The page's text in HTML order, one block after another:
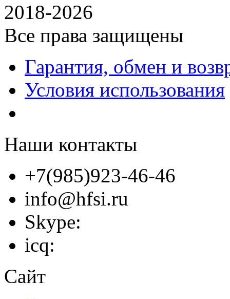
2018-2026
Все права защищены
Гарантия, обмен и
Условия использования
Наши контакты
+7(985)923-46-46
info@hfsi.ru
Skype:
icq:
Сайт